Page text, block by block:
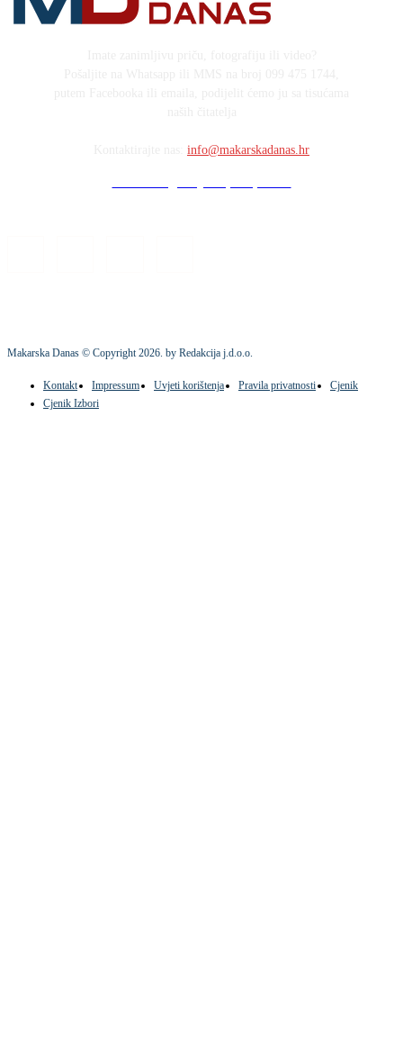
info@makarskadanas.hr
Makarska Danas © Copyright2026. by Redakcija j.d.o.o.
Kontakt Impressum Uvjeti korištenja Pravila privatnosti
Cjenik
Cjenik Izbori